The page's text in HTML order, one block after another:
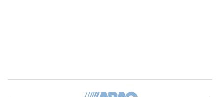
Brands Carousel